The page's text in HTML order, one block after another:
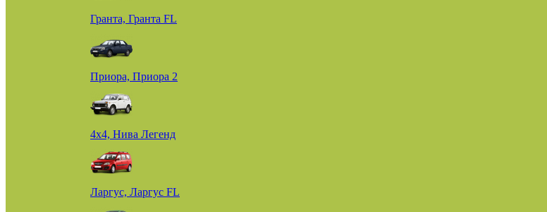
Гранта, Гранта FL
Приора, Приора 2
4х4, Нива Легенд
Ларгус, Ларгус FL